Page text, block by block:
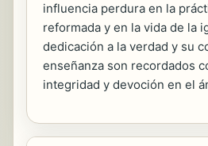
influencia perdura en la
reformada y en la vida de la
dedicación a la verdad y su
enseñanza son recordados
integridad y devoción en el